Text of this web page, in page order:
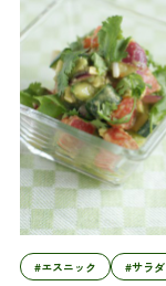
#エスニック #サラダ